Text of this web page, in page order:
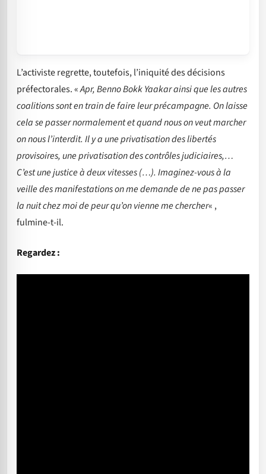
L’activiste regrette, toutefois, l’iniquité des décisions
préfectorales. «Apr, Benno Bokk Yaakar ainsi que les autres
coalitions sont en train de faire leur précampagne. On laisse
cela se passer normalement et quand nous on veut marcher
on nous l’interdit. Il y a une privatisation des libertés
provisoires, une privatisation des contrôles judiciaires,…
C’est une justice à deux vitesses (…). Imaginez-vous à la
veille des manifestations on me demande de ne pas passer
la nuit chez moi de peur qu’on vienne me chercher« ,
fulmine-t-il.
Regardez :